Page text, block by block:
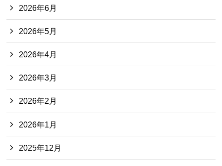
2026年6月
2026年5月
2026年4月
2026年3月
2026年2月
2026年1月
2025年12月